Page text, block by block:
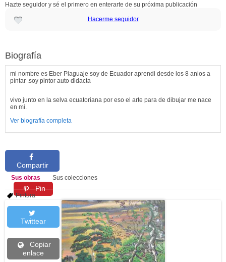
Hazte seguidor y sé el primero en enterarte de su próxima publicación
Hacerme seguidor
Biografía
mi nombre es Eber Piaguaje soy de Ecuador aprendi desde los 8 anios a
pìntar .soy pintor auto didacta
vivo junto en la selva ecuatoriana por eso el arte para de dibujar me nace
en mi.
Ver biografía completa
Compartir
Pin
Twittear
Copiar
enlace
Sus obras Sus colecciones
Pintura